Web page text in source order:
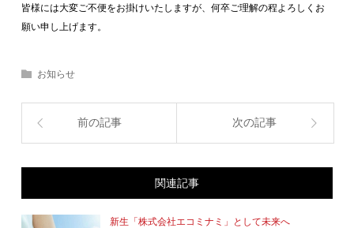
皆様には大変ご不便をお掛けいたしますが、何卒ご理解の程よろしくお
願い申し上げます。
お知らせ
前の記事 次の記事
関連記事
新生「株式会社エコミナミ」として未来へ